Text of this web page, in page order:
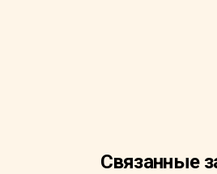
Связанные